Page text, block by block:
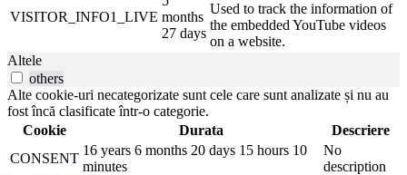
VISITOR_INFO1_LIVE months
27 days
Used to track the information of
the embedded YouTube videos
on a website.
Altele
others
Alte cookie-uri necategorizate sunt cele care sunt analizate și nu au
fost încă clasificate într-o categorie.
Cookie
Durata
Descriere
CONSENT
16 years 6 months 20 days 15 hours 10
minutes
No
description